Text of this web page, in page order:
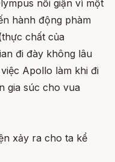
nổi giận vì một
hành động phàm
chất của
đi đày không lâu
Apollo làm khi đi
gia súc cho vua
xảy ra cho ta kể